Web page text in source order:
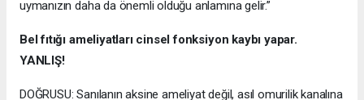
uymanızın daha da önemli olduğu anlamına gelir.”
Bel fıtığı ameliyatları cinsel fonksiyon kaybı yapar.
YANLIŞ!
DOĞRUSU: Sanılanın aksine ameliyat değil, asıl omurilik kanalına